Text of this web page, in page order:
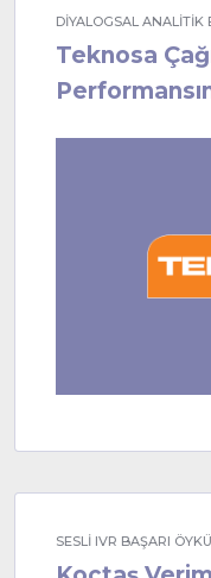
DİYALOGSAL ANALİTİK
Teknosa
SESLİ IVR BAŞARI